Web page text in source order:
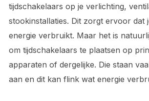
tijdschakelaars op je verlichting,
stookinstallaties. Dit zorgt ervoor dat
energie verbruikt. Maar het is
om tijdschakelaars te plaatsen op
apparaten of dergelijke. Die staan
aan en dit kan flink wat energie